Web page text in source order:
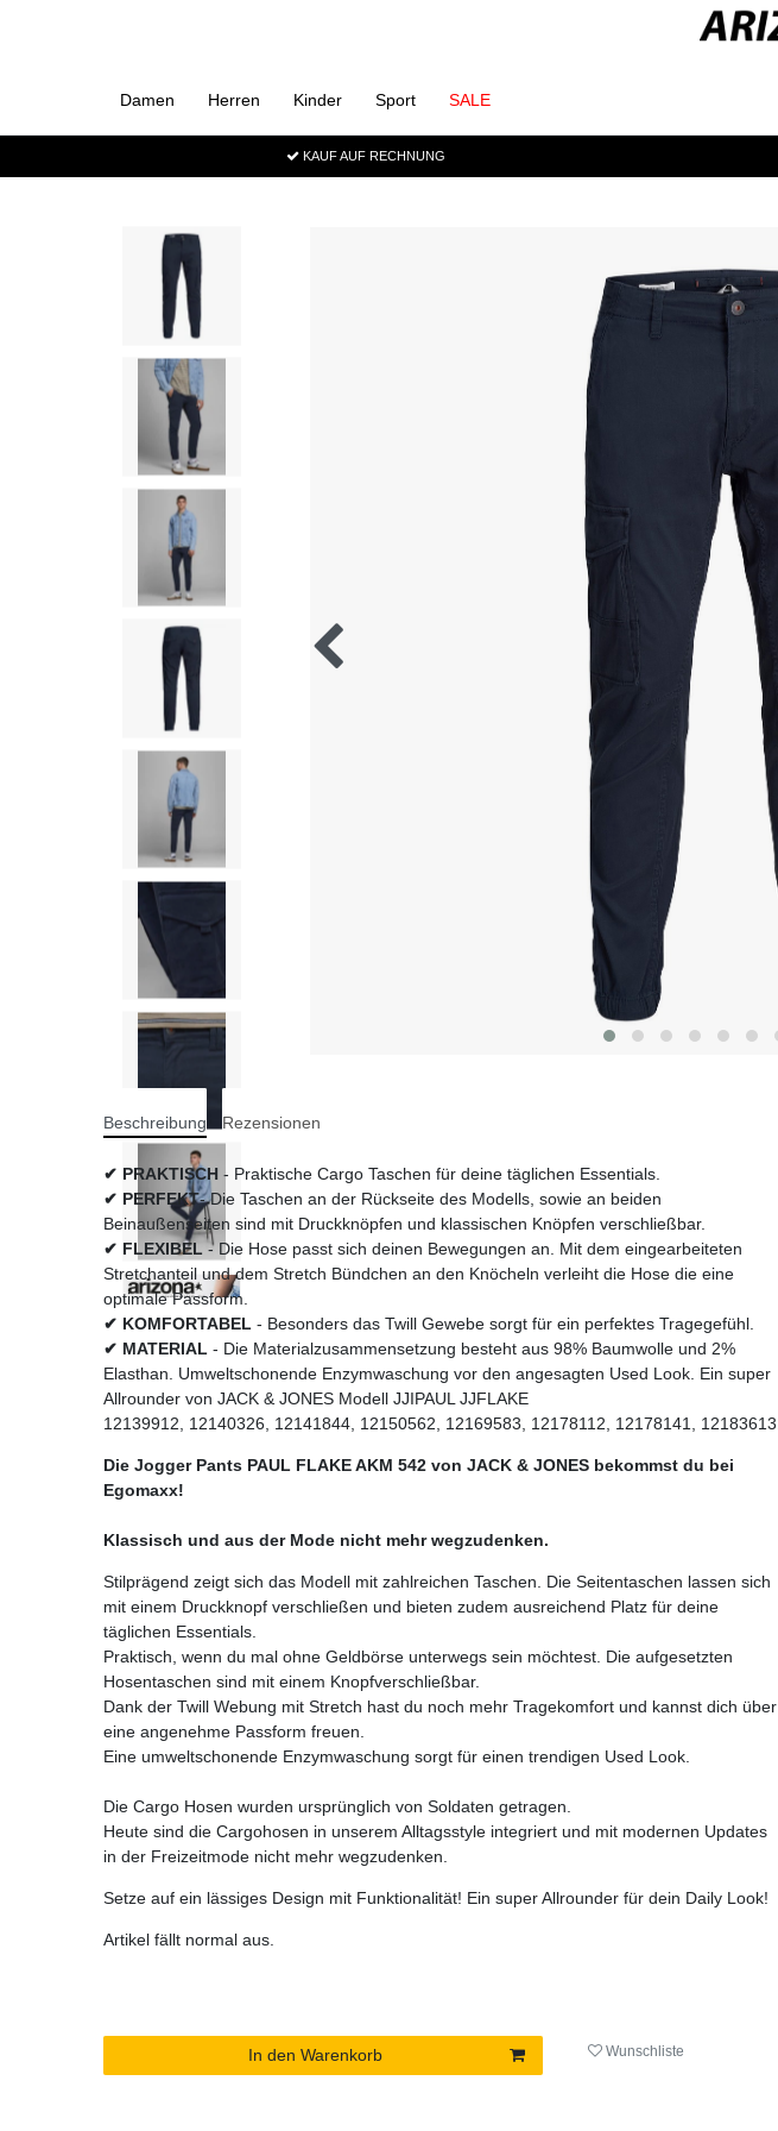
Damen Herren Kinder Sport SALE
KAUF AUF RECHNUNG
Beschreibung Rezensionen
✔ PRAKTISCH - Praktische Cargo Taschen für deine täglichen Essentials.
✔ PERFEKT- Die Taschen an der Rückseite des Modells, sowie an beiden
Beinaußenseiten sind mit Druckknöpfen und klassischen Knöpfen verschließbar.
✔ FLEXIBEL- Die Hose passt sich deinen Bewegungen an. Mit dem eingearbeiteten
Stretchanteil und dem Stretch Bündchen an den Knöcheln verleiht die Hose die eine
optimale Passform.
✔ KOMFORTABEL - Besonders das Twill Gewebe sorgt für ein perfektes Tragegefühl.
✔ MATERIAL - Die Materialzusammensetzung besteht aus 98% Baumwolle und 2%
Elasthan. Umweltschonende Enzymwaschung vor den angesagten Used Look. Ein super
Allrounder von JACK & JONES Modell JJIPAUL JJFLAKE
12139912, 12140326, 12141844, 12150562, 12169583, 12178112, 12178141, 12183613.
Die Jogger Pants PAUL FLAKE AKM 542 von JACK & JONES bekommst du bei
Egomaxx!
Klassisch und aus der Mode nicht mehr wegzudenken.
Stilprägend zeigt sich das Modell mit zahlreichen Taschen. Die Seitentaschen lassen sich
mit einem Druckknopf verschließen und bieten zudem ausreichend Platz für deine
täglichen Essentials.
Praktisch, wenn du mal ohne Geldbörse unterwegs sein möchtest. Die aufgesetzten
Hosentaschen sind mit einem Knopfverschließbar.
Dank der Twill Webung mit Stretch hast du noch mehr Tragekomfort und kannst dich über
eine angenehme Passform freuen.
Eine umweltschonende Enzymwaschung sorgt für einen trendigen Used Look.
Die Cargo Hosen wurden ursprünglich von Soldaten getragen.
Heute sind die Cargohosen in unserem Alltagsstyle integriert und mit modernen Updates
in der Freizeitmode nicht mehr wegzudenken.
Setze auf ein lässiges Design mit Funktionalität! Ein super Allrounder für dein Daily Look!
Artikel fällt normal aus.
In den Warenkorb Wunschliste